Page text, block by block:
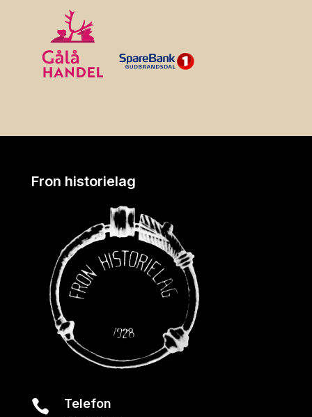
Fron historielag
 Telefon